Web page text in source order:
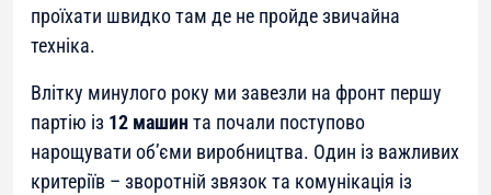
проїхати швидко там де не пройде звичайна
техніка.
Влітку минулого року ми завезли на фронт першу
партію із 12 машин та почали поступово
нарощувати об’єми виробництва. Один із важливих
критеріїв – зворотній звязок та комунікація із